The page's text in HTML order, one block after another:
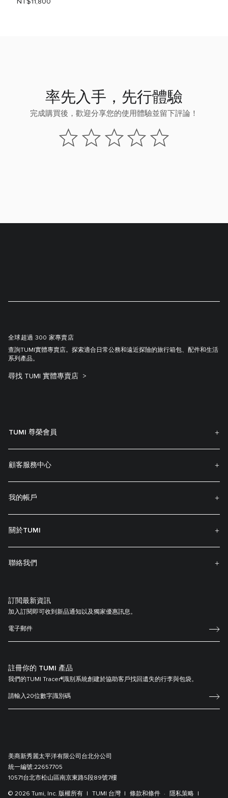
率先入手，先行體驗
完成購買後，歡迎分享您的使用體驗並留下評論！
全球超過 300 家專賣店
查詢TUMI實體專賣店。探索適合日常公務和遠近探險的旅行箱包、配件和生活
系列產品。
尋找 TUMI 實體專賣店
TUMI 尊榮會員
顧客服務中心
我的帳戶
關於TUMI
聯絡我們
訂閲最新資訊
加入訂閱即可收到新品通知以及獨家優惠訊息。
註冊你的 TUMI 產品
我們的TUMI Tracer®識别系統創建於協助客戶找回遺失的行李與包袋。
美商新秀麗太平洋有限公司台北分公司
統一編號:22657705
10571台北市松山區南京東路5段89號7樓
© 2026 Tumi, Inc. 版權所有 TUMI 台灣 條款和條件 隱私策略